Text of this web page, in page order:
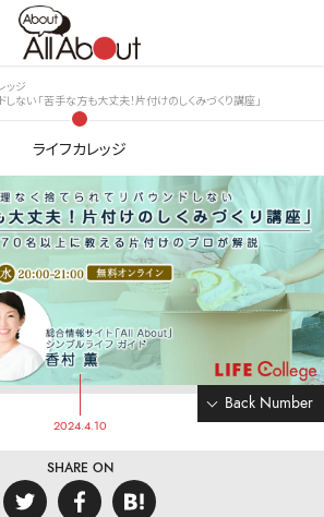
ッジ
ない 「苦手な方も大丈夫！片付けのしくみづくり講座」
ライフカレッジ
Back Number
2024.4.10
SHARE ON